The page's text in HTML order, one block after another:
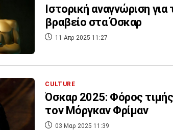
Ιστορική αναγνώριση
βραβείο στα Όσκαρ
11 Απρ 2025 11:27
CULTURE
Όσκαρ 2025: Φόρος
τον Μόργκαν Φρίμαν
03 Μαρ 2025 11:39